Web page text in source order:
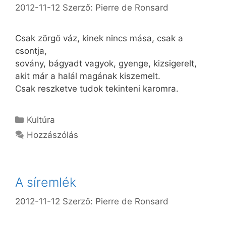
2012-11-12 Szerző: Pierre de Ronsard
Csak zörgő váz, kinek nincs mása, csak a
csontja,
sovány, bágyadt vagyok, gyenge, kizsigerelt,
akit már a halál magának kiszemelt.
Csak reszketve tudok tekinteni karomra.
Kategória
Kultúra
Hozzászólás
A síremlék
2012-11-12 Szerző: Pierre de Ronsard